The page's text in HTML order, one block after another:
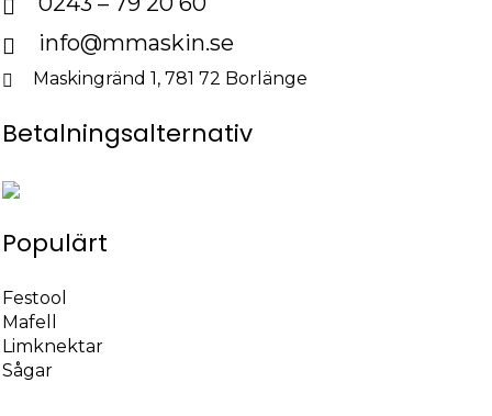
alternativen
kan
produktsidan
info@mmaskin.se
Maskingränd 1, 781 72 Borlänge
Betalningsalternativ
Populärt
Festool
Mafell
Limknektar
Sågar